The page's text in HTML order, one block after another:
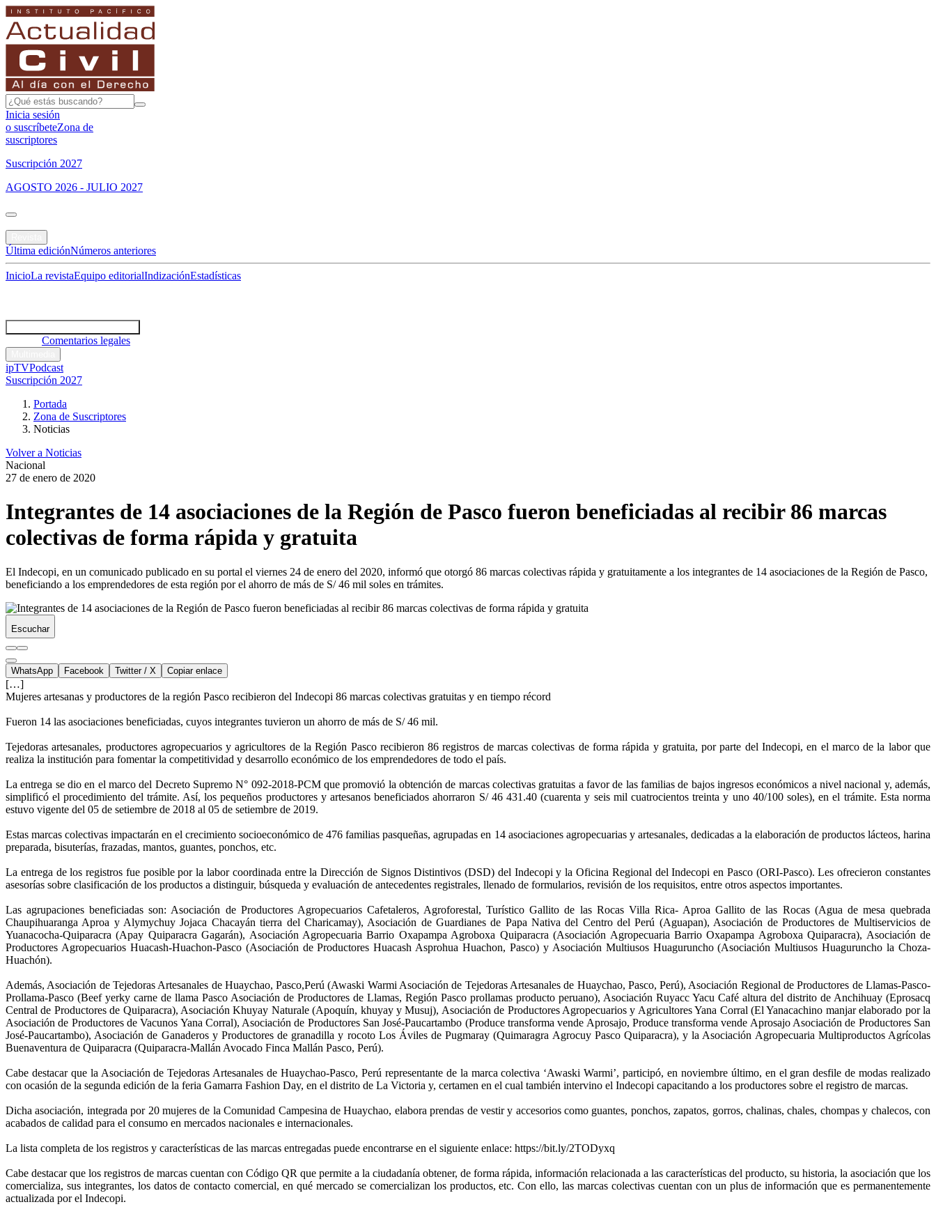
Inicia sesión
o suscríbeteZona de
suscriptores
Suscripción 2027
AGOSTO 2026 - JULIO 2027
Última ediciónNúmeros anteriores
InicioLa revistaEquipo editorialIndizaciónEstadísticas
Comentarios legales
ipTVPodcast
Suscripción 2027
Portada
Zona de Suscriptores
Noticias
Volver a Noticias
Nacional
27 de enero de 2020
Integrantes de 14 asociaciones de la Región de Pasco fueron beneficiadas al recibir 86 marcas
colectivas de forma rápida y gratuita
El Indecopi, en un comunicado publicado en su portal el viernes 24 de enero del 2020, informó que otorgó 86 marcas colectivas rápida y gratuitamente a los integrantes de 14 asociaciones de la Región de Pasco,
beneficiando a los emprendedores de esta región por el ahorro de más de S/ 46 mil soles en trámites.
Escuchar
WhatsApp Facebook Twitter / X Copiar enlace
[…]
Mujeres artesanas y productores de la región Pasco recibieron del Indecopi 86 marcas colectivas gratuitas y en tiempo récord
Fueron 14 las asociaciones beneficiadas, cuyos integrantes tuvieron un ahorro de más de S/ 46 mil.
Tejedoras artesanales, productores agropecuarios y agricultores de la Región Pasco recibieron 86 registros de marcas colectivas de forma rápida y gratuita, por parte del Indecopi, en el marco de la labor que
realiza la institución para fomentar la competitividad y desarrollo económico de los emprendedores de todo el país.
La entrega se dio en el marco del Decreto Supremo N° 092-2018-PCM que promovió la obtención de marcas colectivas gratuitas a favor de las familias de bajos ingresos económicos a nivel nacional y, además,
simplificó el procedimiento del trámite. Así, los pequeños productores y artesanos beneficiados ahorraron S/ 46 431.40 (cuarenta y seis mil cuatrocientos treinta y uno 40/100 soles), en el trámite. Esta norma
estuvo vigente del 05 de setiembre de 2018 al 05 de setiembre de 2019.
Estas marcas colectivas impactarán en el crecimiento socioeconómico de 476 familias pasqueñas, agrupadas en 14 asociaciones agropecuarias y artesanales, dedicadas a la elaboración de productos lácteos, harina
preparada, bisuterías, frazadas, mantos, guantes, ponchos, etc.
La entrega de los registros fue posible por la labor coordinada entre la Dirección de Signos Distintivos (DSD) del Indecopi y la Oficina Regional del Indecopi en Pasco (ORI-Pasco). Les ofrecieron constantes
asesorías sobre clasificación de los productos a distinguir, búsqueda y evaluación de antecedentes registrales, llenado de formularios, revisión de los requisitos, entre otros aspectos importantes.
Las agrupaciones beneficiadas son: Asociación de Productores Agropecuarios Cafetaleros, Agroforestal, Turístico Gallito de las Rocas Villa Rica- Aproa Gallito de las Rocas (Agua de mesa quebrada
Chaupihuaranga Aproa y Alymychuy Jojaca Chacayán tierra del Charicamay), Asociación de Guardianes de Papa Nativa del Centro del Perú (Aguapan), Asociación de Productores de Multiservicios de
Yuanacocha-Quiparacra (Apay Quiparacra Gagarán), Asociación Agropecuaria Barrio Oxapampa Agroboxa Quiparacra (Asociación Agropecuaria Barrio Oxapampa Agroboxa Quiparacra), Asociación de
Productores Agropecuarios Huacash-Huachon-Pasco (Asociación de Productores Huacash Asprohua Huachon, Pasco) y Asociación Multiusos Huaguruncho (Asociación Multiusos Huaguruncho la Choza-
Huachón).
Además, Asociación de Tejedoras Artesanales de Huaychao, Pasco,Perú (Awaski Warmi Asociación de Tejedoras Artesanales de Huaychao, Pasco, Perú), Asociación Regional de Productores de Llamas-Pasco-
Prollama-Pasco (Beef yerky carne de llama Pasco Asociación de Productores de Llamas, Región Pasco prollamas producto peruano), Asociación Ruyacc Yacu Café altura del distrito de Anchihuay (Eprosacq
Central de Productores de Quiparacra), Asociación Khuyay Naturale (Apoquín, khuyay y Musuj), Asociación de Productores Agropecuarios y Agricultores Yana Corral (El Yanacachino manjar elaborado por la
Asociación de Productores de Vacunos Yana Corral), Asociación de Productores San José-Paucartambo (Produce transforma vende Aprosajo, Produce transforma vende Aprosajo Asociación de Productores San
José-Paucartambo), Asociación de Ganaderos y Productores de granadilla y rocoto Los Áviles de Pugmaray (Quimaragra Agrocuy Pasco Quiparacra), y la Asociación Agropecuaria Multiproductos Agrícolas
Buenaventura de Quiparacra (Quiparacra-Mallán Avocado Finca Mallán Pasco, Perú).
Cabe destacar que la Asociación de Tejedoras Artesanales de Huaychao-Pasco, Perú representante de la marca colectiva ‘Awaski Warmi’, participó, en noviembre último, en el gran desfile de modas realizado
con ocasión de la segunda edición de la feria Gamarra Fashion Day, en el distrito de La Victoria y, certamen en el cual también intervino el Indecopi capacitando a los productores sobre el registro de marcas.
Dicha asociación, integrada por 20 mujeres de la Comunidad Campesina de Huaychao, elabora prendas de vestir y accesorios como guantes, ponchos, zapatos, gorros, chalinas, chales, chompas y chalecos, con
acabados de calidad para el consumo en mercados nacionales e internacionales.
La lista completa de los registros y características de las marcas entregadas puede encontrarse en el siguiente enlace: https://bit.ly/2TODyxq
Cabe destacar que los registros de marcas cuentan con Código QR que permite a la ciudadanía obtener, de forma rápida, información relacionada a las características del producto, su historia, la asociación que los
comercializa, sus integrantes, los datos de contacto comercial, en qué mercado se comercializan los productos, etc. Con ello, las marcas colectivas cuentan con un plus de información que es permanentemente
actualizada por el Indecopi.